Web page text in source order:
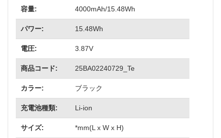
容量: 4000mAh/15.48Wh
パワー: 15.48Wh
電圧: 3.87V
商品コード: 25BA02240729_Te
カラー: ブラック
充電池種類: Li-ion
サイズ: *mm(L x W x H)